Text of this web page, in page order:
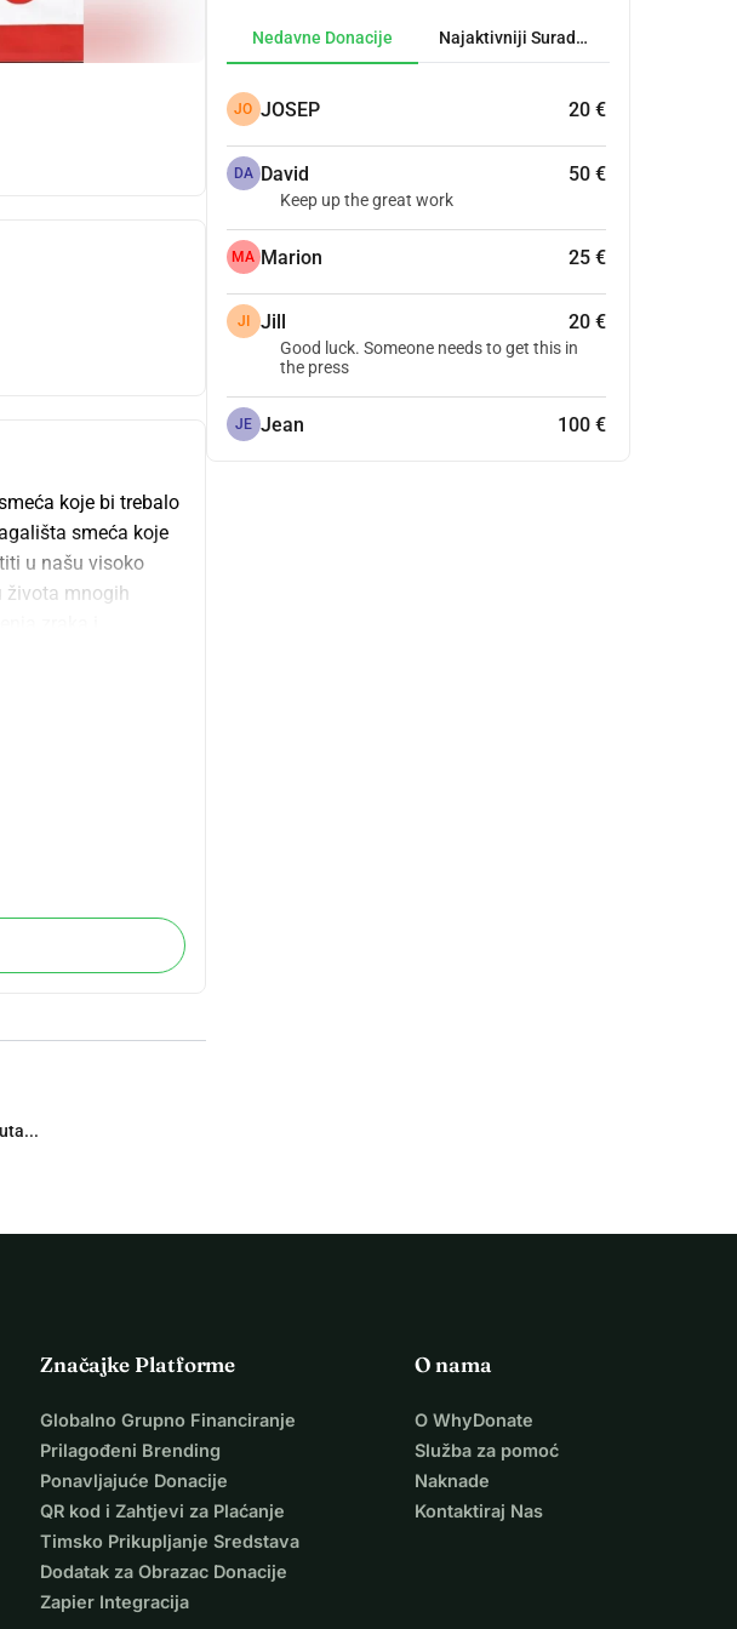
koje bi trebalo
smeća koje
u našu visoko
života mnogih
samo nekoliko
šireg
u srcu našeg
da nas
Nedavne Donacije Najaktivniji Suradnici
JO JOSEP 20 €
DA David 50 €
Keep up the great work
MA Marion 25 €
JI Jill 20 €
Good luck. Someone needs to get this in
the press
JE Jean 100 €
Značajke Platforme
Globalno Grupno Financiranje
Prilagođeni Brending
Ponavljajuće Donacije
QR kod i Zahtjevi za Plaćanje
Timsko Prikupljanje Sredstava
Dodatak za Obrazac Donacije
Zapier Integracija
O nama
O WhyDonate
Služba za pomoć
Naknade
Kontaktiraj Nas